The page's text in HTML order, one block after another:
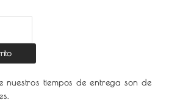
nuestros tiempos de entrega son de